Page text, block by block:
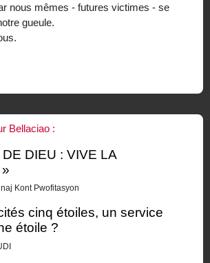
nous mêmes - futures victimes - se
gueule.
Bellaciao :
DIEU : VIVE LA
Kont Pwofitasyon
cinq étoiles, un service
étoile ?